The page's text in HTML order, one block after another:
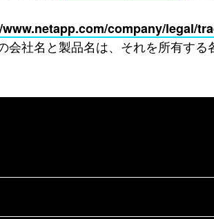
company/legal/
社名と製品名は、それを所有する